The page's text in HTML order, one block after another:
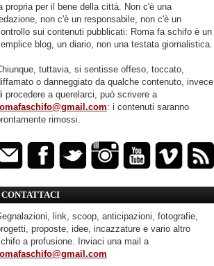
propria per il bene della città. Non c'è una
non c'è un responsabile, non c'è un
sui contenuti pubblicati: Roma fa schifo è un
blog, un diario, non una testata giornalistica.
tuttavia, si sentisse offeso, toccato,
o danneggiato da qualche contenuto, invece
procedere a querelarci, può scrivere a
: i contenuti saranno
rimossi.
CONTATTACI
link, scoop, anticipazioni, fotografie,
proposte, idee, incazzature e vario altro
a profusione. Inviaci una mail a